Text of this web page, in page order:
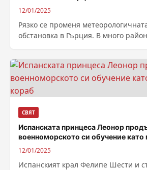
12/01/2025
Рязко се променя
обстановка в Гърция. В много
СВЯТ
Испанската принцеса Леонор
военноморското си обучение като
12/01/2025
Испанският крал Фелипе Шести и